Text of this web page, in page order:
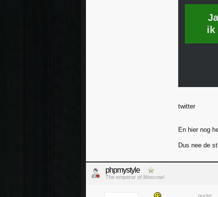
ik
twitter
En hier nog
Dus nee de
phpmystyle
The emperor of Moscow!
quote: